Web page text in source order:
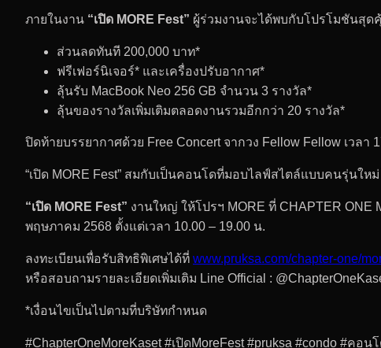
ภายในงาน “เปิด MORE Fest” ผู้ร่วมงานจะได้พบกับโปรโมชันสุด
ส่วนลดทันที 200,000 บาท*
ฟรีเฟอร์นิเจอร์* และเครื่องปรับอากาศ*
ลุ้นรับ MacBook Neo 256 GB จำนวน 3 รางวัล*
ลุ้นของรางวัลเพิ่มเติมตลอดงานรวมอีกกว่า 20 รางวัล*
ปิดท้ายบรรยากาศด้วย Free Concert จากวง Fellow Fellow เวล
“เปิด MORE Fest” สมกับเป็นคอนโดที่มอบไลฟ์สไตล์แบบคนรุ่นให
“เปิด MORE Fest” งานใหญ่ ให้โปรฯ MORE ที่ CHAPTER ONE
พฤษภาคม 2568 ตั้งแต่เวลา 10.00 – 19.00 น.
ลงทะเบียนเพื่อรับสิทธิพิเศษได้ที่ www.pruksa.com/chapter-one/
หรือสอบถามรายละเอียดเพิ่มเติม Line Official :
*เงื่อนไขเป็นไปตามที่บริษัทกำหนด
#ChapterOneMoreKaset #เปิดMoreFest #pruksa #condo #ค